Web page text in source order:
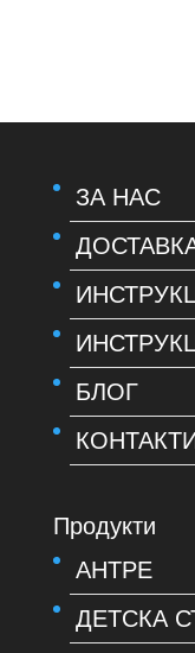
ЗА НАС
БЛОГ
Продукти
АНТРЕ
ДЕТСКА